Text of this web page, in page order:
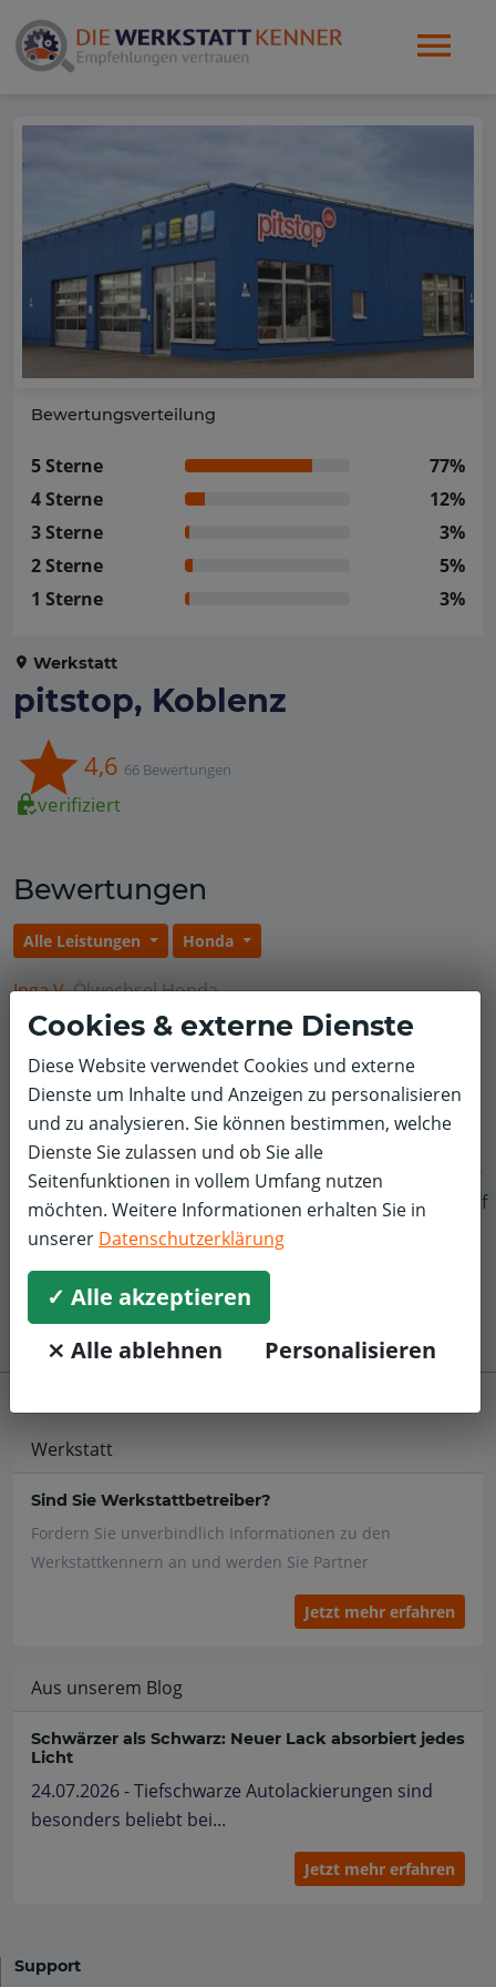
Bewertungsverteilung
5 Sterne
77%
4 Sterne
12%
3 Sterne
3%
2 Sterne
5%
1 Sterne
3%
Werkstatt
pitstop, Koblenz
4,6 66 Bewertungen
verifiziert
Bewertungen
Alle Leistungen Honda
Inga V.ÖlwechselHonda
5,0/5
Alles reibungslos verlaufen. Sehr guter Service zum
angemessenen Preis.
Werkstatt
Sind Sie Werkstattbetreiber?
Fordern Sie unverbindlich Informationen zu den
Werkstattkennern an und werden Sie Partner
Jetzt mehr erfahren
Aus unserem Blog
Schwärzer als Schwarz: Neuer Lack absorbiert jedes
Licht
24.07.2026 - Tiefschwarze Autolackierungen sind
besonders beliebt bei...
Jetzt mehr erfahren
Support
Cookies & externe Dienste
Diese Website verwendet Cookies und externe
Dienste um Inhalte und Anzeigen zu personalisieren
und zu analysieren. Sie können bestimmen, welche
Dienste Sie zulassen und ob Sie alle
Seitenfunktionen in vollem Umfang nutzen
möchten. Weitere Informationen erhalten Sie in
unserer Datenschutzerklärung
✓ Alle akzeptieren
⨯ Alle ablehnen
Personalisieren
f